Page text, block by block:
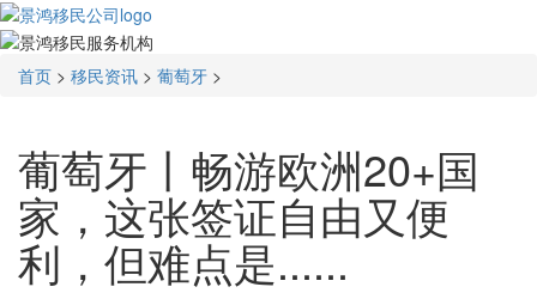
首页 > 移民资讯 > 葡萄牙 >
葡萄牙丨畅游欧洲20+国
家，这张签证自由又便
利，但难点是......